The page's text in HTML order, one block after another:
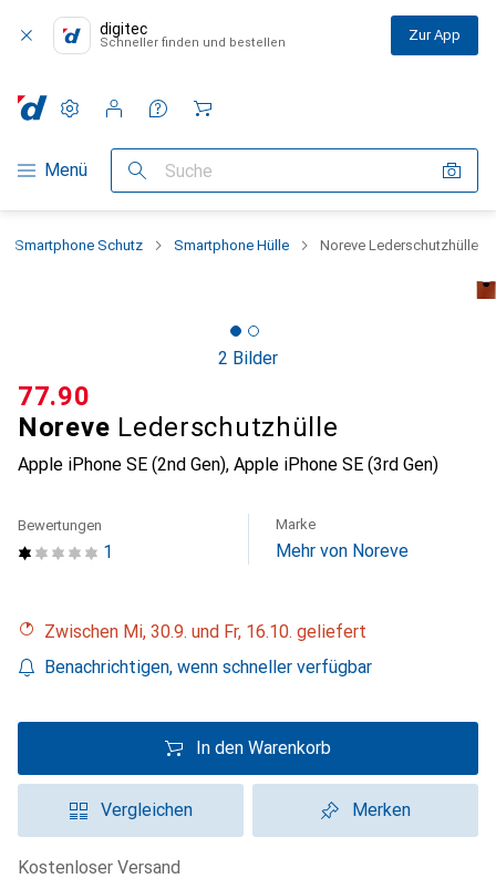
digitec
Schneller finden und bestellen Zur App
Navigation nach Kategorien
Menü Suche
Einstellungen
Kundenkonto
Vergleichslisten
Merklisten
Warenkorb
Smartphone Schutz Smartphone Hülle Noreve Lederschutzhülle
2 Bilder
Noreve Lederschutzhülle
Apple iPhone SE (2nd Gen), Apple iPhone SE (3rd Gen)
CHF
77.90
1
Bewertungen Marke
Mehr von Noreve
Zwischen Mi, 30.9. und Fr, 16.10. geliefert
Benachrichtigen, wenn schneller verfügbar
In den Warenkorb
Vergleichen Merken
kostenloser Versand